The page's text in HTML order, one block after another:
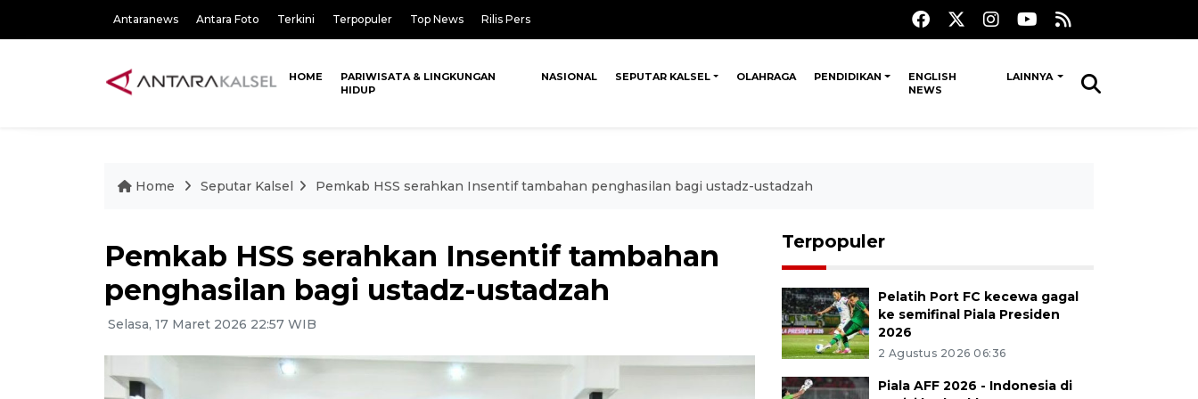
Antaranews Antara Foto Terkini Terpopuler Top News Rilis Pers
HOME
PARIWISATA & LINGKUNGAN
HIDUP
NASIONAL SEPUTAR KALSEL OLAHRAGA PENDIDIKAN
ENGLISH
NEWS
LAINNYA
Home Seputar Kalsel Pemkab HSS serahkan Insentif tambahan penghasilan bagi ustadz-ustadzah
Pemkab HSS serahkan Insentif tambahan
penghasilan bagi ustadz-ustadzah
Selasa, 17 Maret 2026 22:57 WIB
Terpopuler
Pelatih Port FC kecewa gagal
ke semifinal Piala Presiden
2026
2 Agustus 2026 06:36
Piala AFF 2026 - Indonesia di